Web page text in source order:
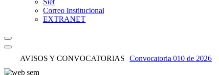
Siet
Correo Institucional
EXTRANET
AVISOS Y CONVOCATORIAS Convocatoria 010 de 2026